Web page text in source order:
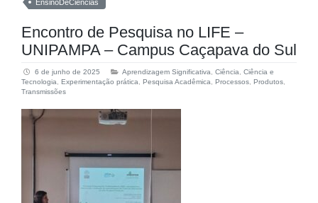
EnsinoDeCiências
Encontro de Pesquisa no LIFE –
UNIPAMPA – Campus Caçapava do Sul
6 de junho de 2025 Aprendizagem Significativa Ciência
Ciência e
Tecnologia
Experimentação prática Pesquisa Acadêmica Processos Produtos
Transmissões